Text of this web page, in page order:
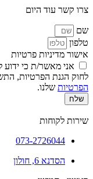
צרו קשר עוד היום
שם
טלפון
אישור מדיניות פרטיות
אני מאשר/ת כי ידוע
לחוק הגנת הפרטיות, התשמ"א–1981 (כולל תיקון
הפרטיותשלנו.
שלח
שירות לקוחות
073-2726044
הסדנא 6, חולון